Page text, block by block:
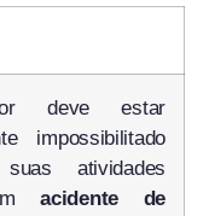
deve estar
impossibilitado
atividades
acidente de